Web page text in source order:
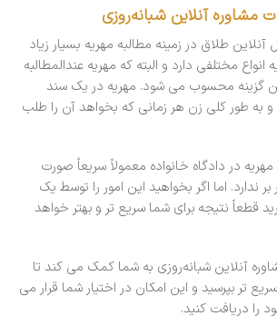
مشاوره آنلاین شبانه‌روزی
طلاق در زمینه مطالبه مهریه بسیار زیاد
مختلفی دارد و البته که مهریه عندالمطالبه
گزینه محسوب می شود. مهریه در یک سند
به طور کلی زن هر زمانی که بخواهد آن را طلب
در دادگاه خانواده معمولاً سریعاً صورت
ندارد. اما اگر بخواهید این امور را توسط یک
قطعاً نتیجه برای شما سریع تر و بهتر خواهد
آنلاین شبانه‌روزی به شما کمک می کند تا
تر بپرسید و این امکان در اختیار شما قرار می
را دریافت کنید.